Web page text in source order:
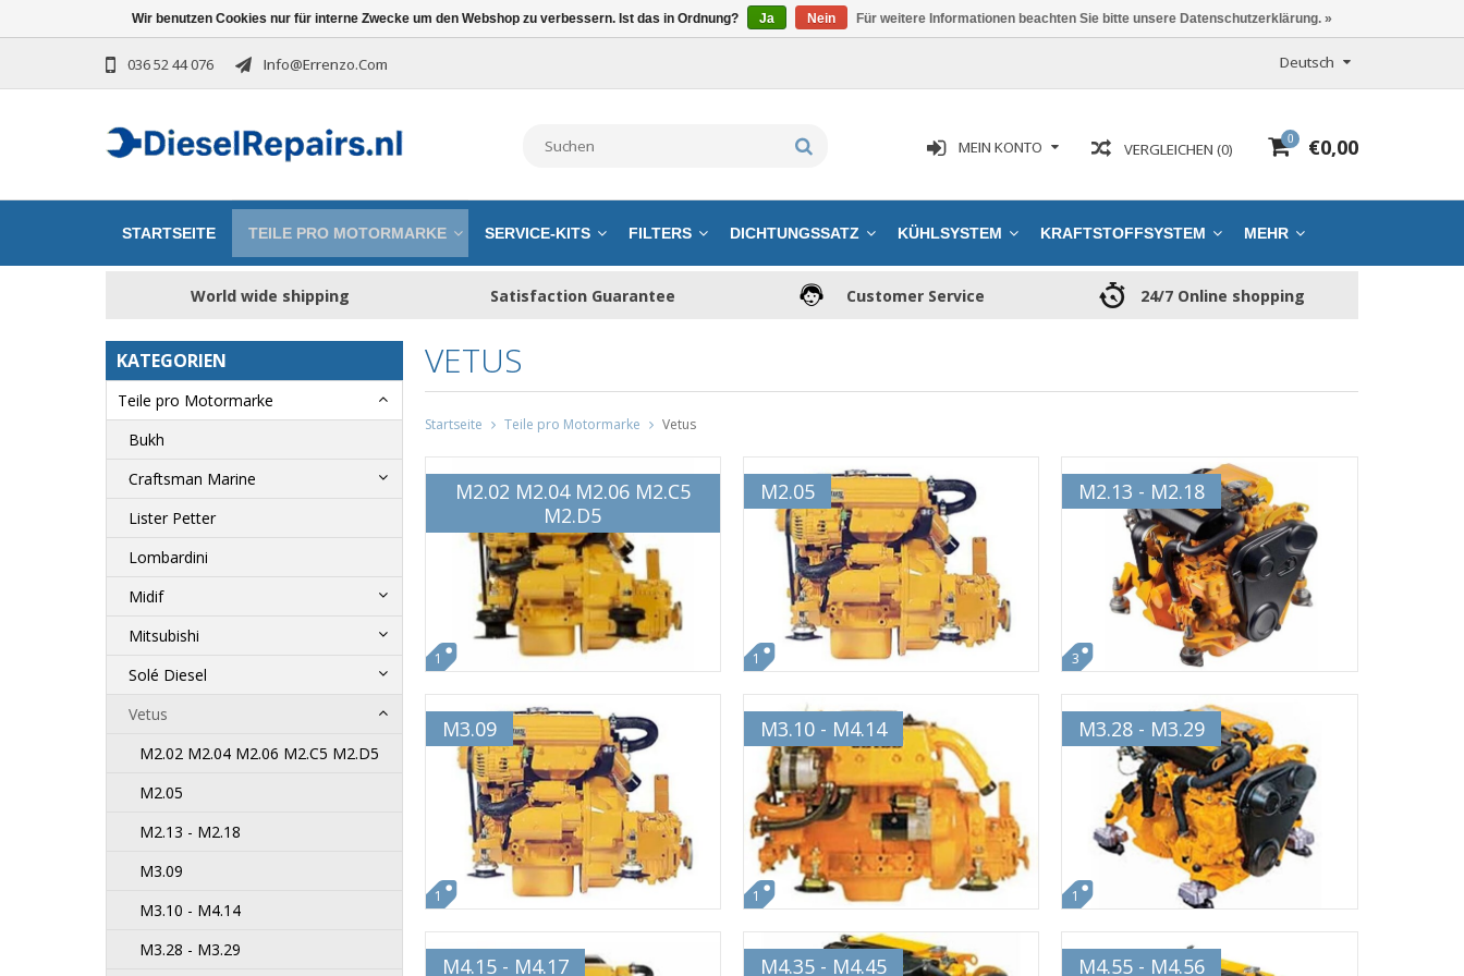
036 52 44 076 Info@errenzo.com Deutsch
0 €0,00
VERGLEICHEN (0)
MEIN KONTO
STARTSEITE TEILE PRO MOTORMARKE SERVICE-KITS FILTERS DICHTUNGSSATZ KÜHLSYSTEM KRAFTSTOFFSYSTEM MEHR
World wide shipping Satisfaction Guarantee Customer Service 24/7 Online shopping
KATEGORIEN
Teile pro Motormarke
Bukh
Craftsman Marine
Lister Petter
Lombardini
Midif
Mitsubishi
Solé Diesel
Vetus
M2.02 M2.04 M2.06 M2.C5 M2.D5
M2.05
M2.13 - M2.18
M3.09
M3.10 - M4.14
M3.28 - M3.29
VETUS
Startseite Teile pro Motormarke Vetus
M2.02 M2.04 M2.06 M2.C5
M2.D5
1
M2.05
1
M2.13 - M2.18
3
M3.09
1
M3.10 - M4.14
1
M3.28 - M3.29
1
M4.15 - M4.17 M4.35 - M4.45 M4.55 - M4.56
Wir benutzen Cookies nur für interne Zwecke um den Webshop zu verbessern. Ist das in Ordnung? Ja Nein Für weitere Informationen beachten Sie bitte unsere Datenschutzerklärung. »